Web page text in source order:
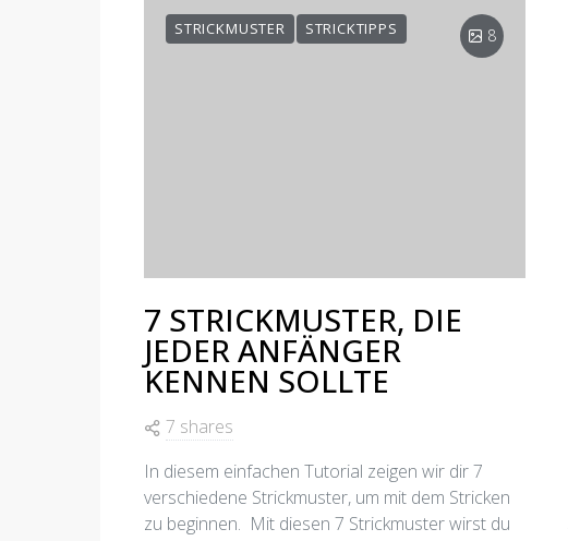
7 STRICKMUSTER, DIE
JEDER ANFÄNGER
KENNEN SOLLTE
In diesem einfachen Tutorial zeigen wir dir 7
verschiedene Strickmuster, um mit dem Stricken